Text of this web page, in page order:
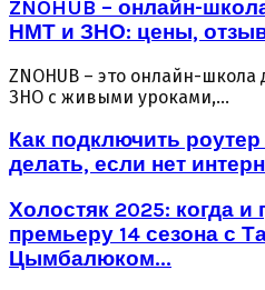
ZNOHUB – онлайн-
НМТ и ЗНО: цены,
ZNOHUB – это онлайн-
ЗНО с живыми уроками,...
Как подключить роутер
делать, если нет
Холостяк 2025: когда и
премьеру 14 сезона с
Цымбалюком...